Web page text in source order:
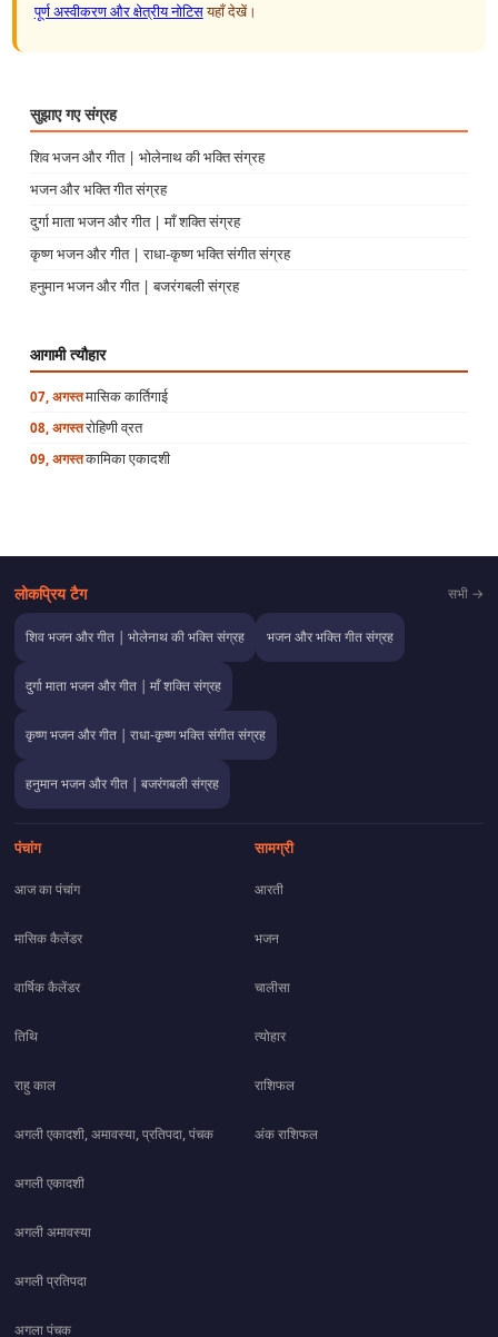
पूर्ण अस्वीकरण और क्षेत्रीय नोटिसयहाँ देखें।
सुझाए गए संग्रह
शिव भजन और गीत | भोलेनाथ की भक्ति संग्रह
भजन और भक्ति गीत संग्रह
दुर्गा माता भजन और गीत | माँ शक्ति संग्रह
कृष्ण भजन और गीत | राधा-कृष्ण भक्ति संगीत संग्रह
हनुमान भजन और गीत | बजरंगबली संग्रह
आगामी त्यौहार
07, अगस्तमासिक कार्तिगाई
08, अगस्तरोहिणी व्रत
09, अगस्तकामिका एकादशी
लोकप्रिय टैग सभी →
शिव भजन और गीत | भोलेनाथ की भक्ति संग्रह भजन और भक्ति गीत संग्रह
दुर्गा माता भजन और गीत | माँ शक्ति संग्रह
कृष्ण भजन और गीत | राधा-कृष्ण भक्ति संगीत संग्रह
हनुमान भजन और गीत | बजरंगबली संग्रह
पंचांग
आज का पंचांग
मासिक कैलेंडर
वार्षिक कैलेंडर
तिथि
राहु काल
अगली एकादशी, अमावस्या, प्रतिपदा, पंचक
अगली एकादशी
अगली अमावस्या
अगली प्रतिपदा
अगला पंचक
सामग्री
आरती
भजन
चालीसा
त्योहार
राशिफल
अंक राशिफल